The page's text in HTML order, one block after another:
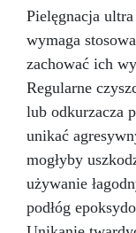
Pielęgnacja
wymaga
zachować ich
Regularne
lub odkurzacza
unikać
mogłyby
używanie
podłóg